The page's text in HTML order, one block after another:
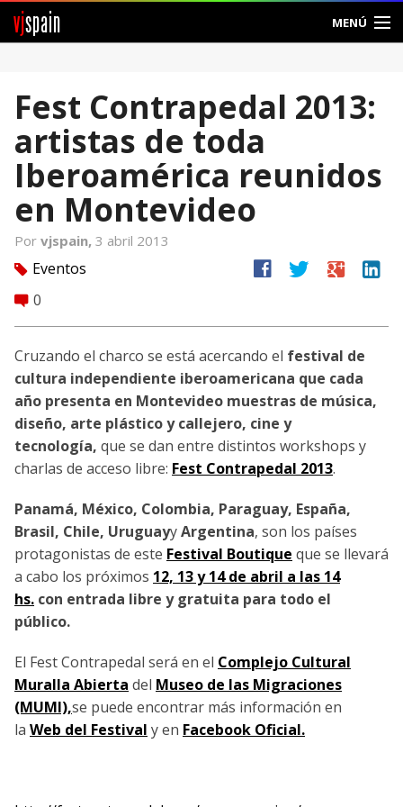
vjspain MENÚ
Foros
Noticias
Ayuda
Contacto
Entrar
Crear Cuenta
Fest Contrapedal 2013:
artistas de toda
Iberoamérica reunidos
en Montevideo
Por vjspain, 3 abril 2013
tag Eventos
comment 0
facebook twitter google linkedin
Cruzando el charco se está acercando el festival de
cultura independiente iberoamericana que cada
año presenta en Montevideo muestras de música,
diseño, arte plástico y callejero, cine y
tecnología, que se dan entre distintos workshops y
charlas de acceso libre: Fest Contrapedal 2013.
Panamá, México, Colombia, Paraguay, España,
Brasil, Chile, UruguayyArgentina, son los países
protagonistas de este Festival Boutique que se llevará
a cabo los próximos 12, 13 y 14 de abril a las 14
hs. con entrada libre y gratuita para todo el
público.
El Fest Contrapedal será en el Complejo Cultural
Muralla Abierta del Museo de las Migraciones
(MUMI),se puede encontrar más información en
la Web del Festival y en Facebook Oficial.